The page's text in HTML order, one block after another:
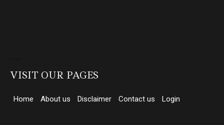
VISIT OUR PAGES
Home About us Disclaimer Contact us Login